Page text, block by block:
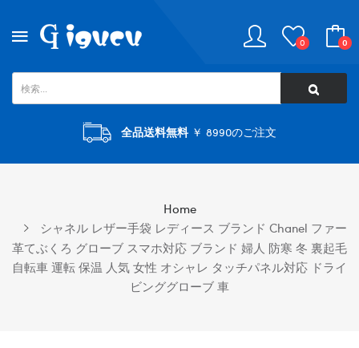
0 0
全品送料無料￥ 8990のご注文
Home
シャネル レザー手袋 レディース ブランド Chanel ファー
革てぶくろ グローブ スマホ対応 ブランド 婦人 防寒 冬 裏起毛
自転車 運転 保温 人気 女性 オシャレ タッチパネル対応 ドライ
ビンググローブ 車